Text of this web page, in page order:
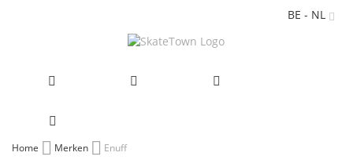
BE - NL
Ga
Home Merken Enuff